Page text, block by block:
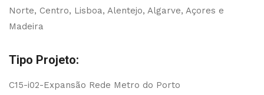
Norte, Centro, Lisboa, Alentejo, Algarve, Açores e
Madeira
Tipo Projeto:
C15-i02-Expansão Rede Metro do Porto